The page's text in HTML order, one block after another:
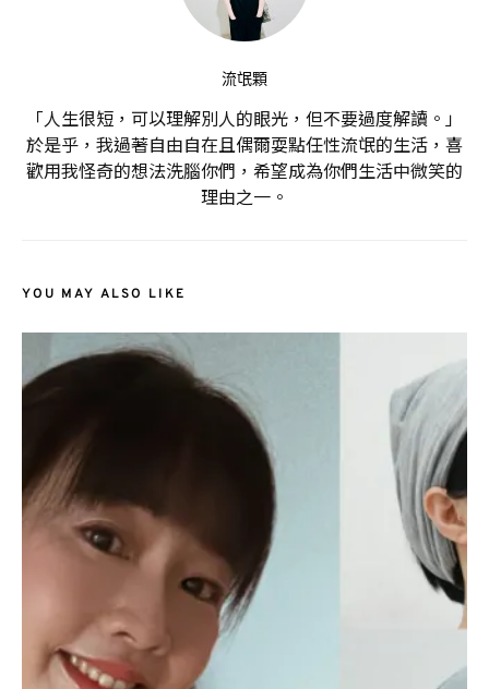
流氓顆
「人生很短，可以理解別人的眼光，但不要過度解讀。」
於是乎，我過著自由自在且偶爾耍點任性流氓的生活，喜
歡用我怪奇的想法洗腦你們，希望成為你們生活中微笑的
理由之一。
YOU MAY ALSO LIKE